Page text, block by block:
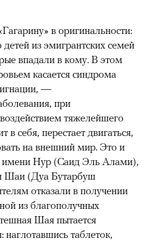
в оригинальности:
из эмигрантских семей
впадали в кому. В этом
касается синдрома
—
при
тяжелейшего
в себя, перестает двигаться,
на внешний мир. Это и
имени Нур (Саид Эль Алами),
Шаи (Дуа Бутарбуш
отказали в получении
из благополучных
Шая пытается
таблеток,